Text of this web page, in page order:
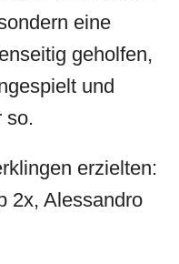
eine
geholfen,
und
so.
erzielten:
2x, Alessandro